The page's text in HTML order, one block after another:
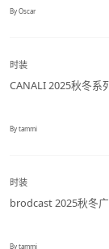
By Oscar
时装
CANALI 2025秋冬系
By tammi
时装
brodcast 2025秋冬
By tammi